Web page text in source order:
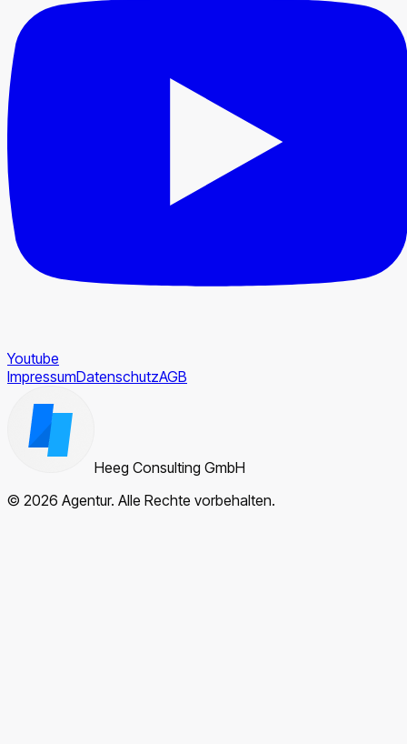
Youtube
ImpressumDatenschutzAGB
Heeg Consulting GmbH
© 2026 Agentur. Alle Rechte vorbehalten.